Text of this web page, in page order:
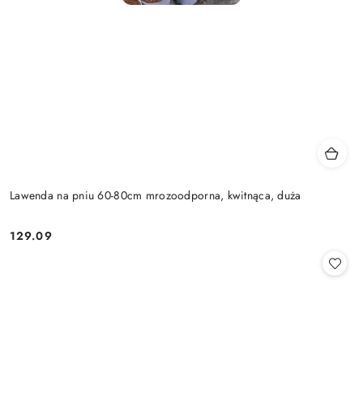
Lawenda na pniu 60-80cm mrozoodporna, kwitnąca, duża
Cena:
129.09